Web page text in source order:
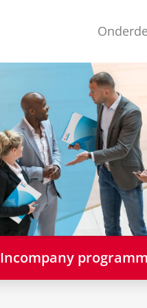
Incompany